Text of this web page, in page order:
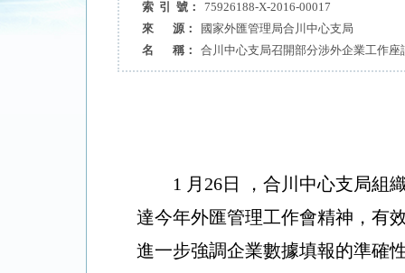
索 引 號：
75926188-X-2016-00017
來 源：
國家外匯管理局合川中心支局
名 稱：
合川中心支局召開部分涉外企業工作座
1 月 26日
，合川中心支局組
達今年外匯管理工作會精神，有
進一步強調企業數據填報的準確